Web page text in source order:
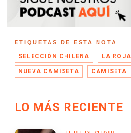
ETIQUETAS DE ESTA NOTA
SELECCIÓN CHILENA LA ROJA
NUEVA CAMISETA CAMISETA
LO MÁS RECIENTE